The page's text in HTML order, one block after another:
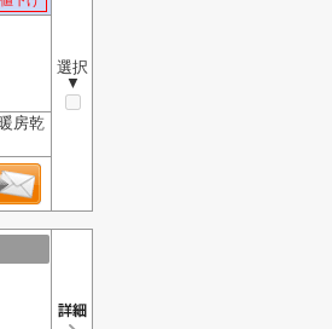
選択
▼
房乾